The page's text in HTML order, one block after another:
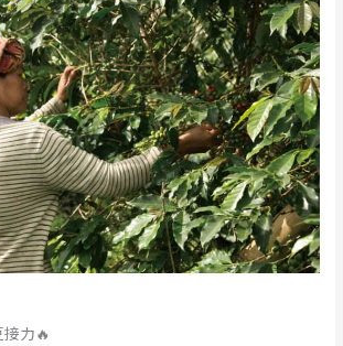
接力🔥